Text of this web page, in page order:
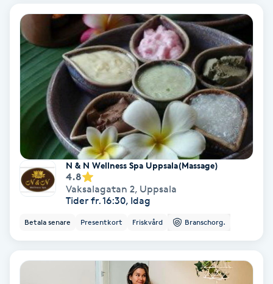
Ny frisyr
Olaplex
Olaplexbehandling
Ombre
Ombre brows
Ombre naglar
N & N Wellness Spa Uppsala(Massage)
4.8
Vaksalagatan 2, Uppsala
Tider fr. 16:30, Idag
Betala senare Presentkort Friskvård Branschorg.